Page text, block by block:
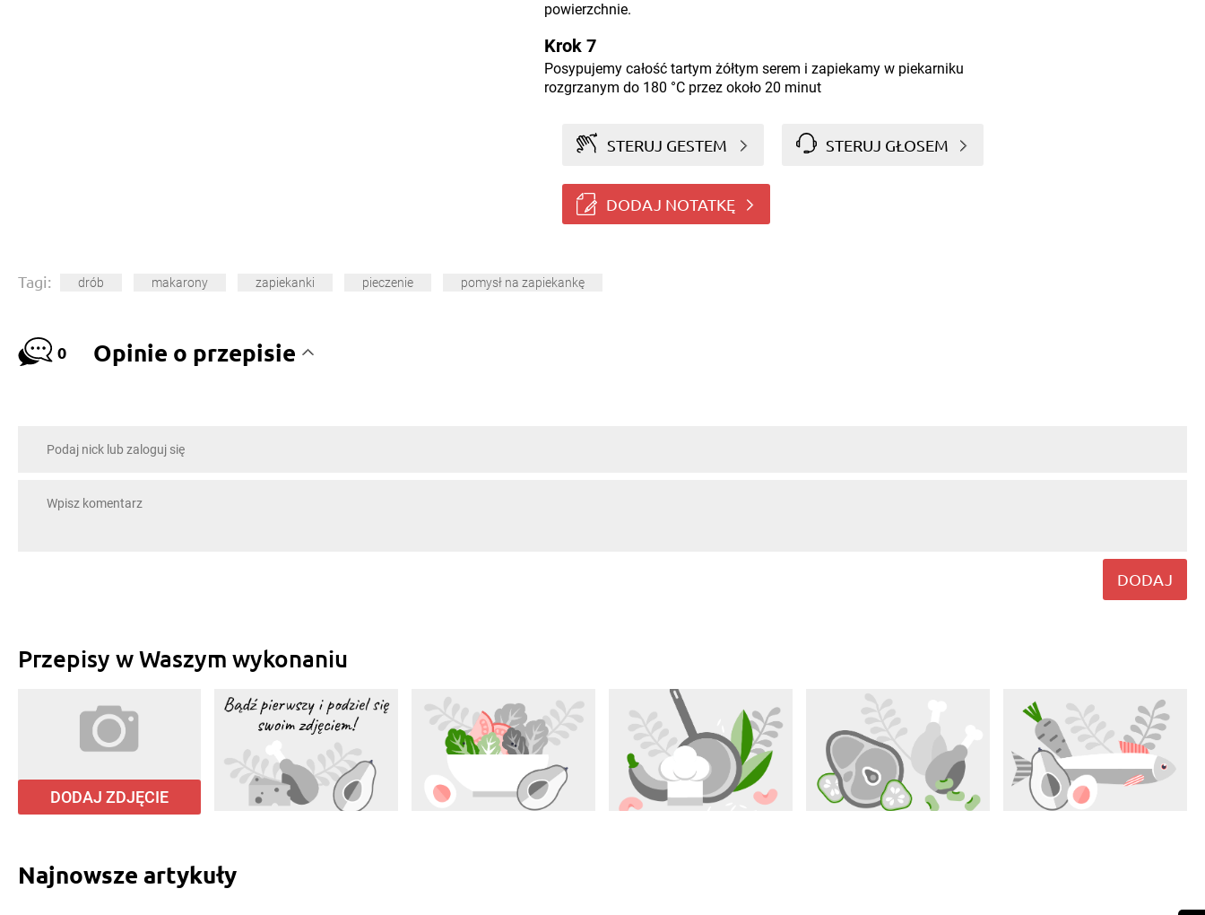
powierzchnie.
Krok 7
Posypujemy całość tartym żółtym serem i zapiekamy w piekarniku
rozgrzanym do 180 °C przez około 20 minut
STERUJ GESTEM STERUJ GŁOSEM
DODAJ NOTATKĘ
Tagi: drób makarony zapiekanki pieczenie pomysł na zapiekankę
0 Opinie o przepisie
DODAJ
Przepisy w Waszym wykonaniu
DODAJ ZDJĘCIE
Najnowsze artykuły